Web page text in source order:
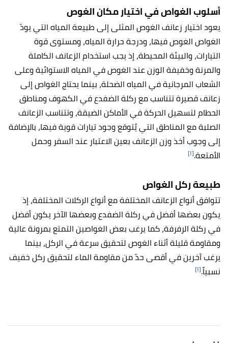
أسلوب الغواص في اختيار مكان الغوص
يعود اختيار زعانف الغوص المثلى إلى طبيعة المياه التي يودّ
الغواص الغوص فيها، ودرجة حرارة المياه، ومستوى قوة
التيارات، والبيئة المحيطة، إذ يجب استخدام الزعانف الكاملة
والمرنة وخفيفة الوزن عند الغوص في المياه الاستوائية وعلى
الشعاب المرجانية في المياه الضحلة، بينما يحتاج الغواص إلى
زعانف قصيرة تتناسب مع ركلة الضفدع في الكهوف ومناطق
الحطام لتسهيل الحركة في الأماكن الضيقة، وتتناسب الزعانف
الصلبة مع المناطق التي يُتوقع وجود تيارات قوية فيها، بالإضافة
إلى وجوب أخذ وزن الزعانف بعين الاعتبار عند السفر وحمل
الأمتعة.[١]
طبيعة ركل الغواص
تتوافق أنواع الزعانف المختلفة مع أنواع الركلات المختلفة، إذ
يكون بعضها أفضل في ركلة الضفدع وبعضها الآخر يكون أفضل
في ركلة الرفرفة، كما يرغب بعض الغواصين التمتع بمرونة عالية
ومقاومة قليلة أثناء الغوص لتحقيق سرعة في الركل، بينما
يرغب آخرين في أقصى حدّ من مقاومة الماء لتحقيق ركل خفيف
نسبياً.[١]